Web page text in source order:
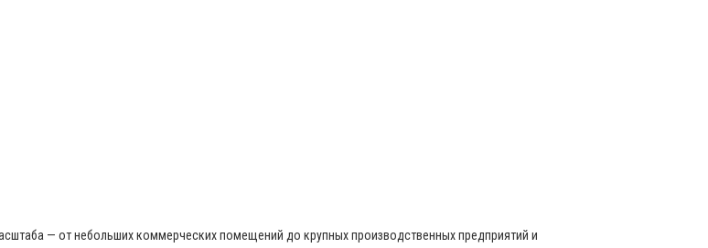
— от небольших коммерческих помещений до крупных производственных предприятий и